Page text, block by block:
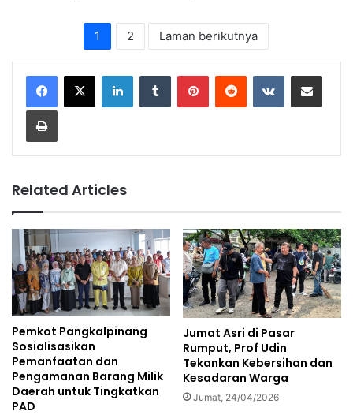
1 2 Laman berikutnya
LinkedInTumblr PinterestReddit VKontakteShare via Email
Print
Related Articles
Pemkot Pangkalpinang
Sosialisasikan
Pemanfaatan dan
Pengamanan Barang Milik
Daerah untuk Tingkatkan
PAD
Jumat Asri di Pasar
Rumput, Prof Udin
Tekankan Kebersihan dan
Kesadaran Warga
Jumat, 24/04/2026